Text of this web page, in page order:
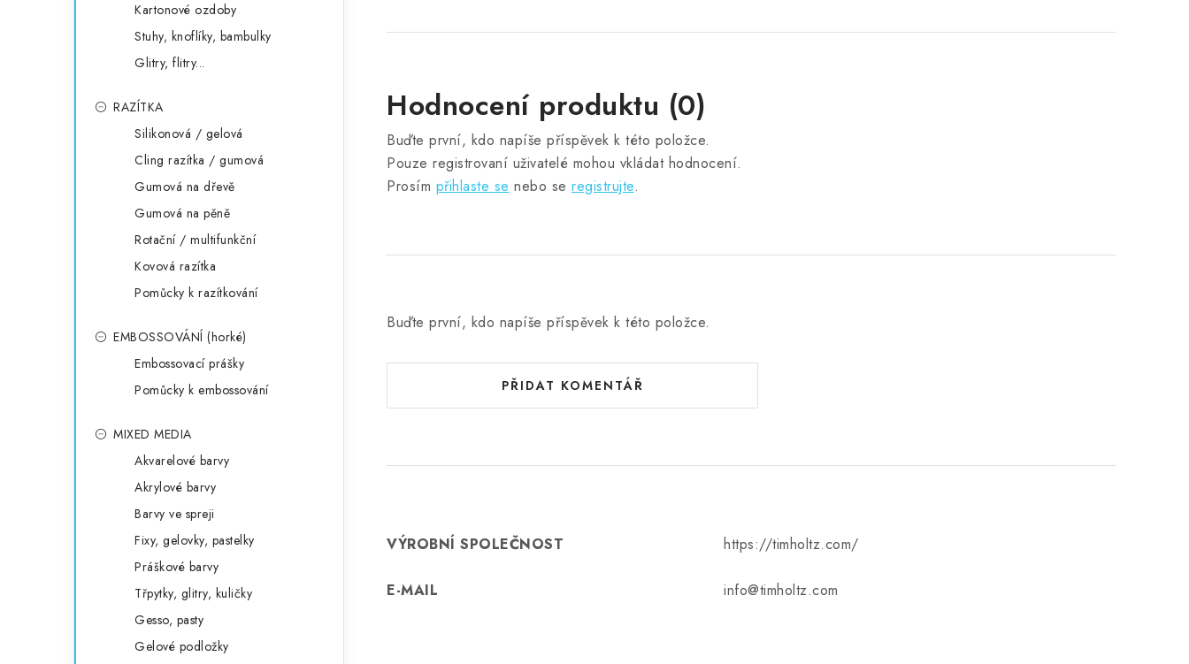
Kartonové ozdoby
Stuhy, knoflíky, bambulky
Glitry, flitry...
RAZÍTKA
Silikonová / gelová
Cling razítka / gumová
Gumová na dřevě
Gumová na pěně
Rotační / multifunkční
Kovová razítka
Pomůcky k razítkování
EMBOSSOVÁNÍ (horké)
Embossovací prášky
Pomůcky k embossování
MIXED MEDIA
Akvarelové barvy
Akrylové barvy
Barvy ve spreji
Fixy, gelovky, pastelky
Práškové barvy
Třpytky, glitry, kuličky
Gesso, pasty
Gelové podložky
Hodnocení produktu (0)
Buďte první, kdo napíše příspěvek k této položce.
Pouze registrovaní uživatelé mohou vkládat hodnocení.
Prosím přihlaste se nebo se registrujte.
Buďte první, kdo napíše příspěvek k této položce.
PŘIDAT KOMENTÁŘ
VÝROBNÍ SPOLEČNOST https://timholtz.com/
E-MAIL info@timholtz.com